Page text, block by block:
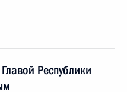
Республики